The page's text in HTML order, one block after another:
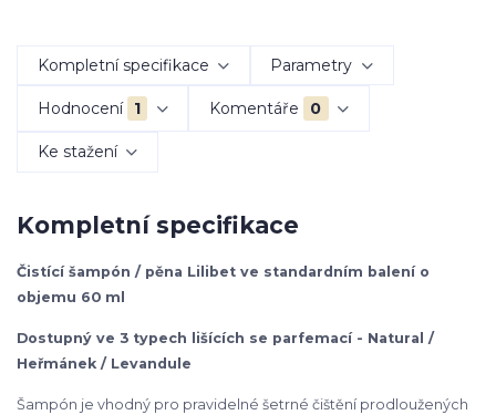
Kompletní specifikace Parametry
Hodnocení 1 Komentáře 0
Ke stažení
Kompletní specifikace
Čistící šampón / pěna Lilibet ve standardním balení o
objemu 60 ml
Dostupný ve 3 typech lišících se parfemací - Natural /
Heřmánek / Levandule
Šampón je vhodný pro pravidelné šetrné čištění prodloužených